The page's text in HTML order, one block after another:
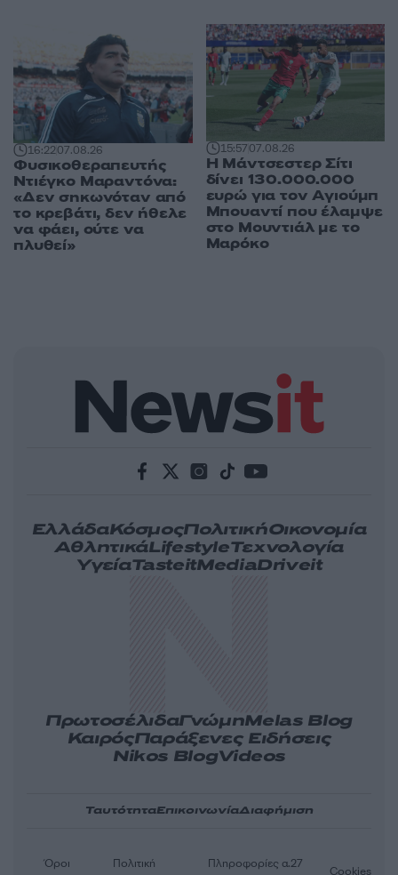
16:2207.08.26
Φυσικοθεραπευτής
Ντιέγκο Μαραντόνα:
«Δεν σηκωνόταν από
το κρεβάτι, δεν ήθελε
να φάει, ούτε να
πλυθεί»
15:5707.08.26
Η Μάντσεστερ Σίτι
δίνει 130.000.000
ευρώ για τον Αγιούμπ
Μπουαντί που έλαμψε
στο Μουντιάλ με το
Μαρόκο
ΕλλάδαΚόσμοςΠολιτικήΟικονομία
ΑθλητικάLifestyleΤεχνολογία
ΥγείαTasteitMediaDriveit
ΠρωτοσέλιδαΓνώμηMelas Blog
ΚαιρόςΠαράξενες Ειδήσεις
Nikos BlogVideos
ΤαυτότηταΕπικοινωνίαΔιαφήμιση
Όροι
Πολιτική
Πληροφορίες α.27
Cookies